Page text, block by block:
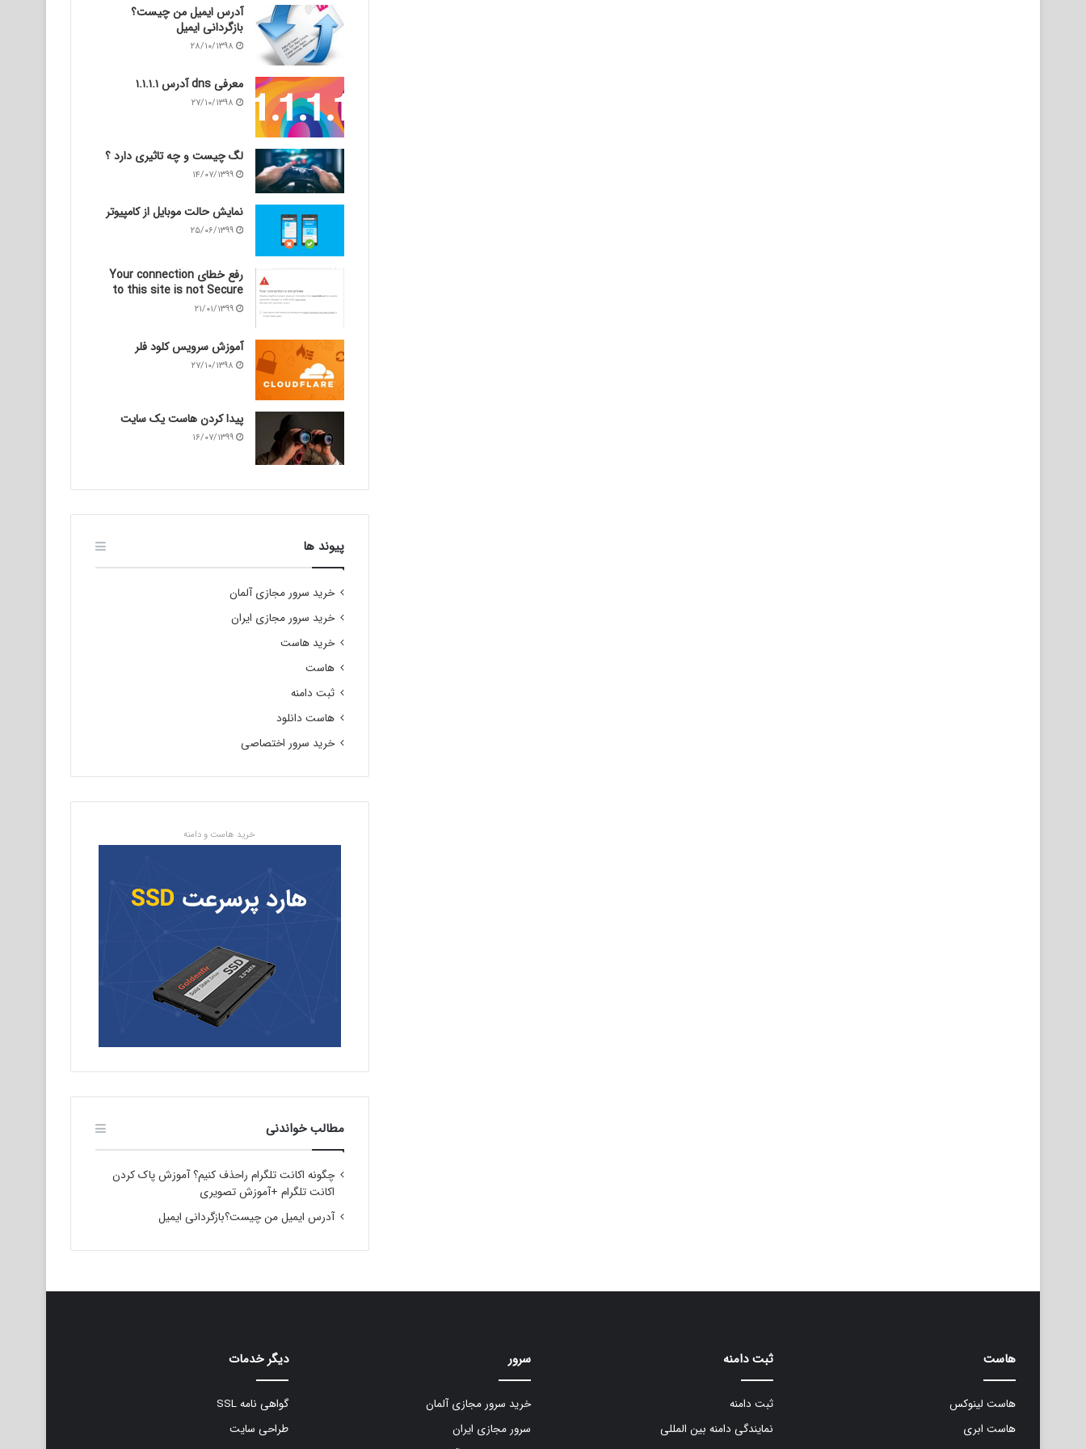
آدرس ایمیل من چیست؟
بازگردانی ایمیل
۲۸/۱۰/۱۳۹۸
معرفی dns آدرس ۱.۱.۱.۱
۲۷/۱۰/۱۳۹۸
لگ چیست و چه تاثیری دارد ؟
۱۴/۰۷/۱۳۹۹
نمایش حالت موبایل از کامپیوتر
۲۵/۰۶/۱۳۹۹
رفع خطای Your connection
to this site is not Secure
۲۱/۰۱/۱۳۹۹
آموزش سرویس کلود فلر
۲۷/۱۰/۱۳۹۸
پیدا کردن هاست یک سایت
۱۶/۰۷/۱۳۹۹
پیوند ها
خرید سرور مجازی آلمان
خرید سرور مجازی ایران
خرید هاست
هاست
ثبت دامنه
هاست دانلود
خرید سرور اختصاصی
خرید هاست و دامنه
مطالب خواندنی
چگونه اکانت تلگرام راحذف کنیم؟ آموزش پاک کردن
اکانت تلگرام +آموزش تصویری
آدرس ایمیل من چیست؟بازگردانی ایمیل
هاست
هاست لینوکس
هاست ابری
ثبت دامنه
ثبت دامنه
نمایندگی دامنه بین المللی
سرور
خرید سرور مجازی آلمان
سرور مجازی ایران
دیگر خدمات
گواهی نامه SSL
طراحی سایت